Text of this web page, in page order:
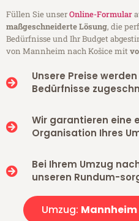
Füllen Sie unserOnline-Formular
maßgeschneiderte Lösung, die
Bedürfnisse und Ihr Budget
von Mannheim nach Košice mit
Unsere Preise
Bedürfnisse
Wir garantieren eine
Organisation Ihres
Bei Ihrem Umzug
unseren Rundum-
Umzug: